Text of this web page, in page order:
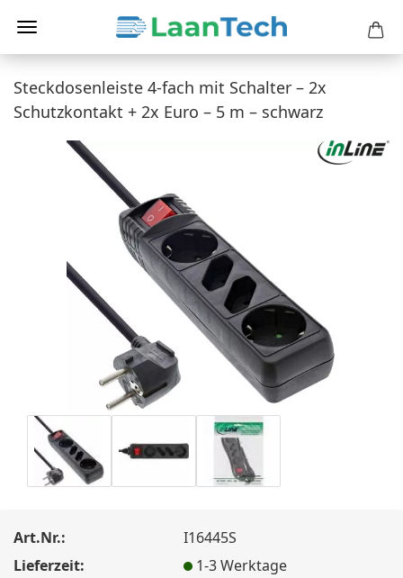
Steckdosenleiste 4-fach mit Schalter – 2x
Schutzkontakt + 2x Euro – 5 m – schwarz
Art.Nr.:
I16445S
Lieferzeit:
1-3 Werktage